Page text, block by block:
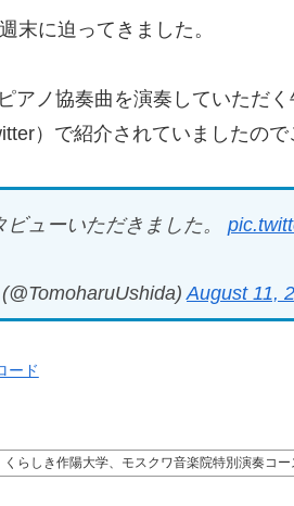
末に迫ってきました。
アノ協奏曲を演奏していただ
）で紹介されていましたので
ューいただきました。
August 11,
ード
くらしき作陽大学、モスクワ音楽院特別演奏コー